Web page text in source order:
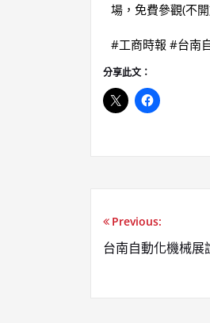
場，免費參觀(不
#工商時報 #台南
分享此文：
Previous:
台南自動化機械展